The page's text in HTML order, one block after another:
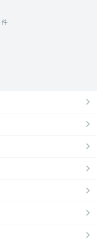
件